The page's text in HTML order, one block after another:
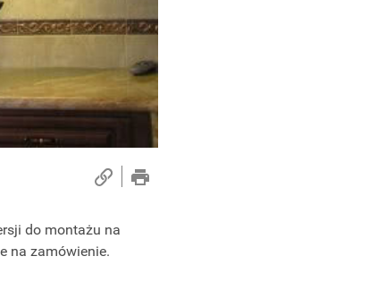
do montażu na
na zamówienie.